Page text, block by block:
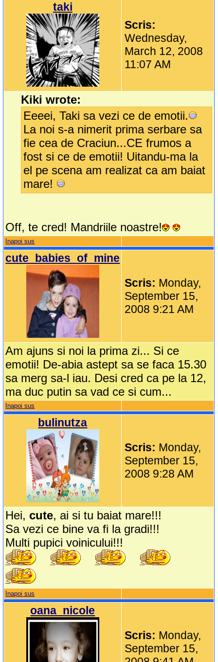
taki
Scris:
Wednesday,
March 12, 2008
11:07 AM
Kiki wrote:
Eeeei, Taki sa vezi ce de emotii.
La noi s-a nimerit prima serbare sa
fie cea de Craciun...CE frumos a
fost si ce de emotii! Uitandu-ma la
el pe scena am realizat ca am baiat
mare!
Off, te cred! Mandriile noastre!
Inapoi sus
cute_babies_of_mine
Scris: Monday,
September 15,
2008 9:21 AM
Am ajuns si noi la prima zi... Si ce
emotii! De-abia astept sa se faca 15.30
sa merg sa-l iau. Desi cred ca pe la 12,
ma duc putin sa vad ce si cum...
Inapoi sus
bulinutza
Scris: Monday,
September 15,
2008 9:28 AM
Hei, cute, ai si tu baiat mare!!!
Sa vezi ce bine va fi la gradi!!!
Multi pupici voinicului!!!
Inapoi sus
oana_nicole
Scris: Monday,
September 15,